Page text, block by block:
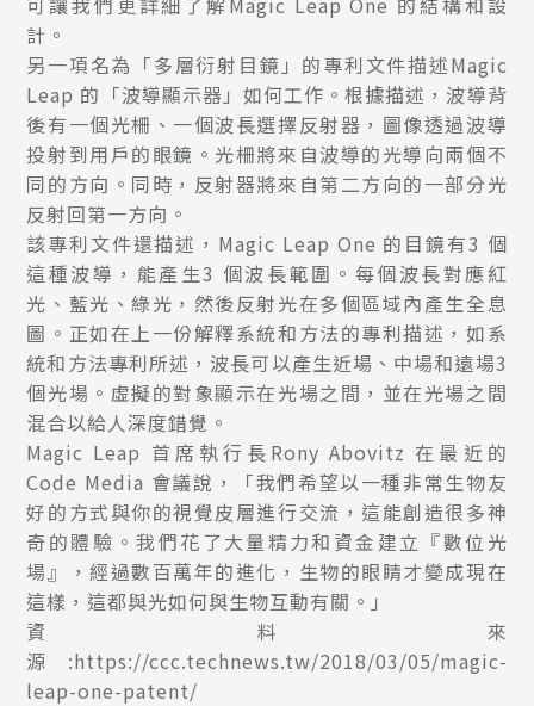
計。
另一項名為「多層衍射目鏡」的專利文件描述Magic
Leap 的「波導顯示器」如何工作。根據描述，波導背
後有一個光柵、一個波長選擇反射器，圖像透過波導
投射到用戶的眼鏡。光柵將來自波導的光導向兩個不
同的方向。同時，反射器將來自第二方向的一部分光
反射回第一方向。
該專利文件還描述，Magic Leap One 的目鏡有3 個
這種波導，能產生3 個波長範圍。每個波長對應紅
光、藍光、綠光，然後反射光在多個區域內產生全息
圖。正如在上一份解釋系統和方法的專利描述，如系
統和方法專利所述，波長可以產生近場、中場和遠場3
個光場。虛擬的對象顯示在光場之間，並在光場之間
混合以給人深度錯覺。
Magic Leap 首席執行長Rony Abovitz 在最近的
Code Media 會議說，「我們希望以一種非常生物友
好的方式與你的視覺皮層進行交流，這能創造很多神
奇的體驗。我們花了大量精力和資金建立『數位光
場』，經過數百萬年的進化，生物的眼睛才變成現在
這樣，這都與光如何與生物互動有關。」
資料來
源:https://ccc.technews.tw/2018/03/05/magic-
leap-one-patent/